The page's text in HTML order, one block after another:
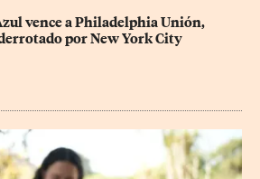
vence a Philadelphia Unión,
por New York City